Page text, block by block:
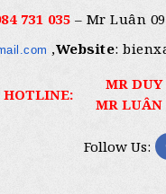
731 035 – Mr Luân
,Website:
HOTLINE:
MR DUY
MR LUÂN
Follow Us: